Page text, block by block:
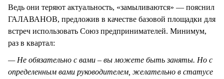
Ведь они теряют актуальность, «замыливаются» — пояснил
ГАЛАВАНОВ, предложив в качестве базовой площадки для
встреч использовать Союз предпринимателей. Минимум,
раз в квартал:
— Не обязательно с вами – вы можете быть заняты. Но с
определенным вами руководителем, желательно в статусе